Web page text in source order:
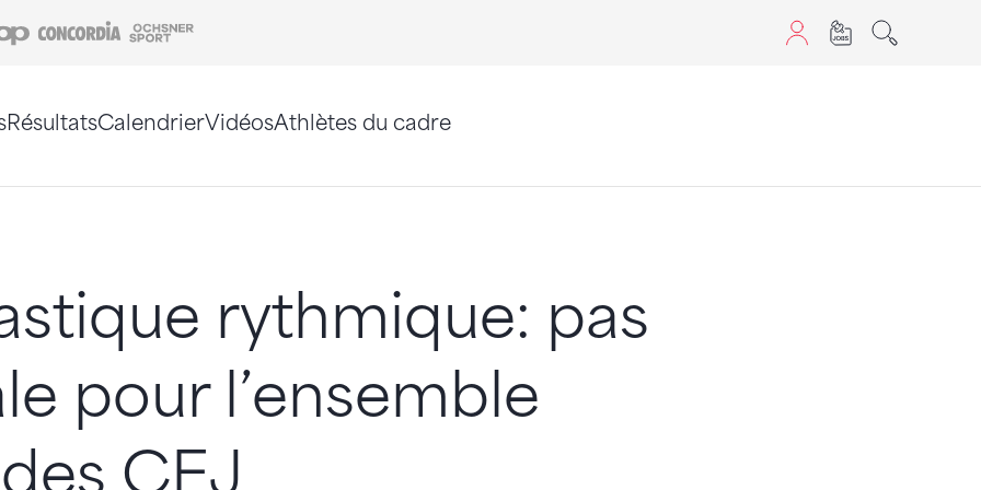
Coop Concordia
RésultatsCalendrierVidéosAthlètes du cadre
rythmique: pas
pour l’ensemble
CEJ